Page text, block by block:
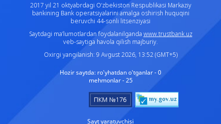
2017 yil 21 oktyabrdagi O‘zbekiston Respublikasi Markaziy
bankining Bank operatsiyalarini amalga oshirish huquqini
beruvchi 44-sonli litsenziyasi
Saytdagi ma’lumotlardan foydalanilganda www.trustbank.uz
veb-saytiga havola qilish majburiy.
Oxirgi yangilanish: 9 Avgust 2026, 13:52 (GMT+5)
Hozir saytda: ro'yhatdan o'tganlar - 0
mehmonlar - 25
Sayt yaratuvchisi